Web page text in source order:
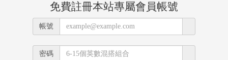
免費註冊本站專屬會員帳號
帳號
密碼